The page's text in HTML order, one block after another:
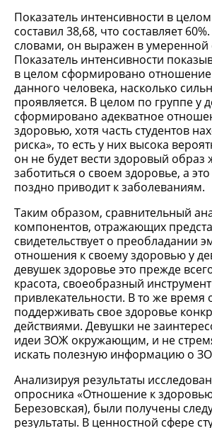
Показатель интенсивности в
составил 38,68, что составляет
словами, он выражен в умеренной
Показатель интенсивности
в целом сформировано
данного человека, насколько
проявляется. В целом по группе у
сформировано адекватное
здоровью, хотя часть студентов
риска», то есть у них высока
он не будет вести здоровый образ
заботиться о своем здоровье, а
поздно приводит к заболеваниям.
Таким образом, сравнительный
компонентов, отражающих
свидетельствует о преобладании
отношения к своему здоровью у
девушек здоровье это прежде
красота, своеобразный
привлекательности. В то же время
поддерживать свое здоровье
действиями. Девушки не
идеи ЗОЖ окружающим, и не
искать полезную информацию о
Анализируя результаты
опросника «Отношение к
Березовская), были получены
результаты. В ценностной сфере